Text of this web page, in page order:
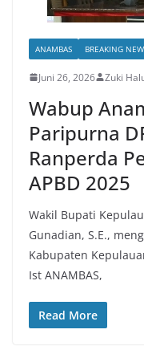
ANAMBAS BREAKING
Juni 26, 2026 Zuki
Wabup
Paripurna
Ranperda
APBD 2025
Wakil Bupati
Gunadian, S.E.,
Kabupaten
Ist ANAMBAS,
Read More